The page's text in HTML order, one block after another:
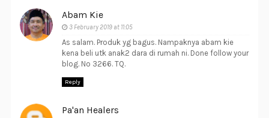
Abam Kie
3 February 2019 at 11:05
As salam. Produk yg bagus. Nampaknya abam kie
kena beli utk anak2 dara di rumah ni. Done follow your
blog. No 3266. TQ.
Reply
Pa'an Healers